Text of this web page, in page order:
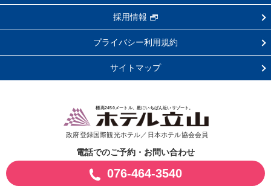
採用情報
プライバシー利用規約
サイトマップ
標高2450メートル、星にいちばん近いリゾート。
政府登録国際観光ホテル／日本ホテル協会会員
電話でのご予約・お問い合わせ
076-464-3540